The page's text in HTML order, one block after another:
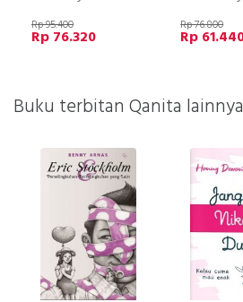
Rp 95.400
Rp 76.320
Rp 76.800
Rp
Buku terbitan Qanita